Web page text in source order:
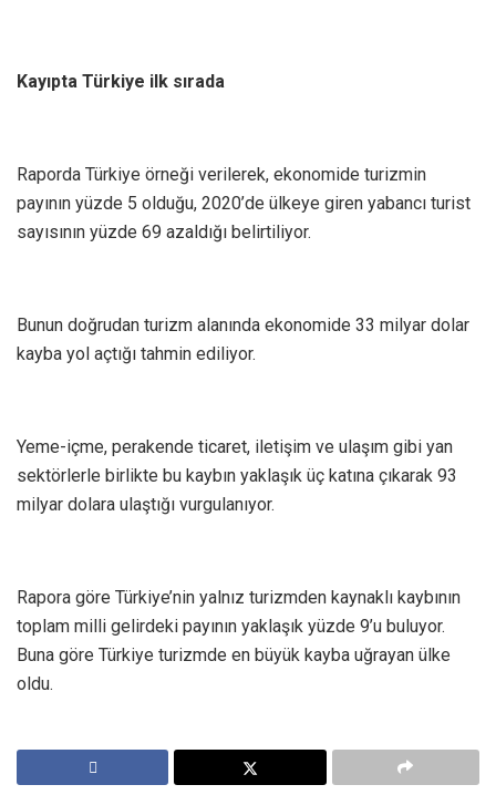
Kayıpta Türkiye ilk sırada
Raporda Türkiye örneği verilerek, ekonomide turizmin
payının yüzde 5 olduğu, 2020’de ülkeye giren yabancı turist
sayısının yüzde 69 azaldığı belirtiliyor.
Bunun doğrudan turizm alanında ekonomide 33 milyar dolar
kayba yol açtığı tahmin ediliyor.
Yeme-içme, perakende ticaret, iletişim ve ulaşım gibi yan
sektörlerle birlikte bu kaybın yaklaşık üç katına çıkarak 93
milyar dolara ulaştığı vurgulanıyor.
Rapora göre Türkiye’nin yalnız turizmden kaynaklı kaybının
toplam milli gelirdeki payının yaklaşık yüzde 9’u buluyor.
Buna göre Türkiye turizmde en büyük kayba uğrayan ülke
oldu.